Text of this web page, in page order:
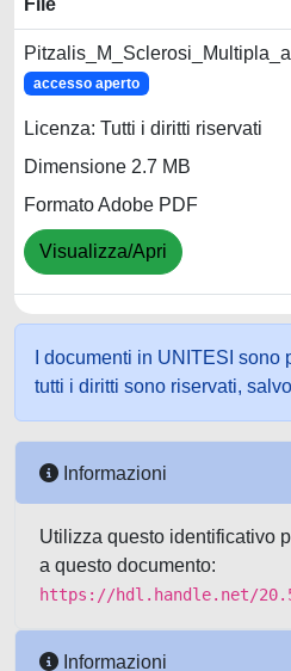
File
accesso aperto
Licenza: Tutti i diritti riservati
Dimensione 2.7 MB
Formato Adobe PDF
Visualizza/Apri
I documenti in UNITESI sono
tutti i diritti sono riservati,
Informazioni
Utilizza questo identificativo
a questo documento:
https://hdl.handle.net/
Informazioni